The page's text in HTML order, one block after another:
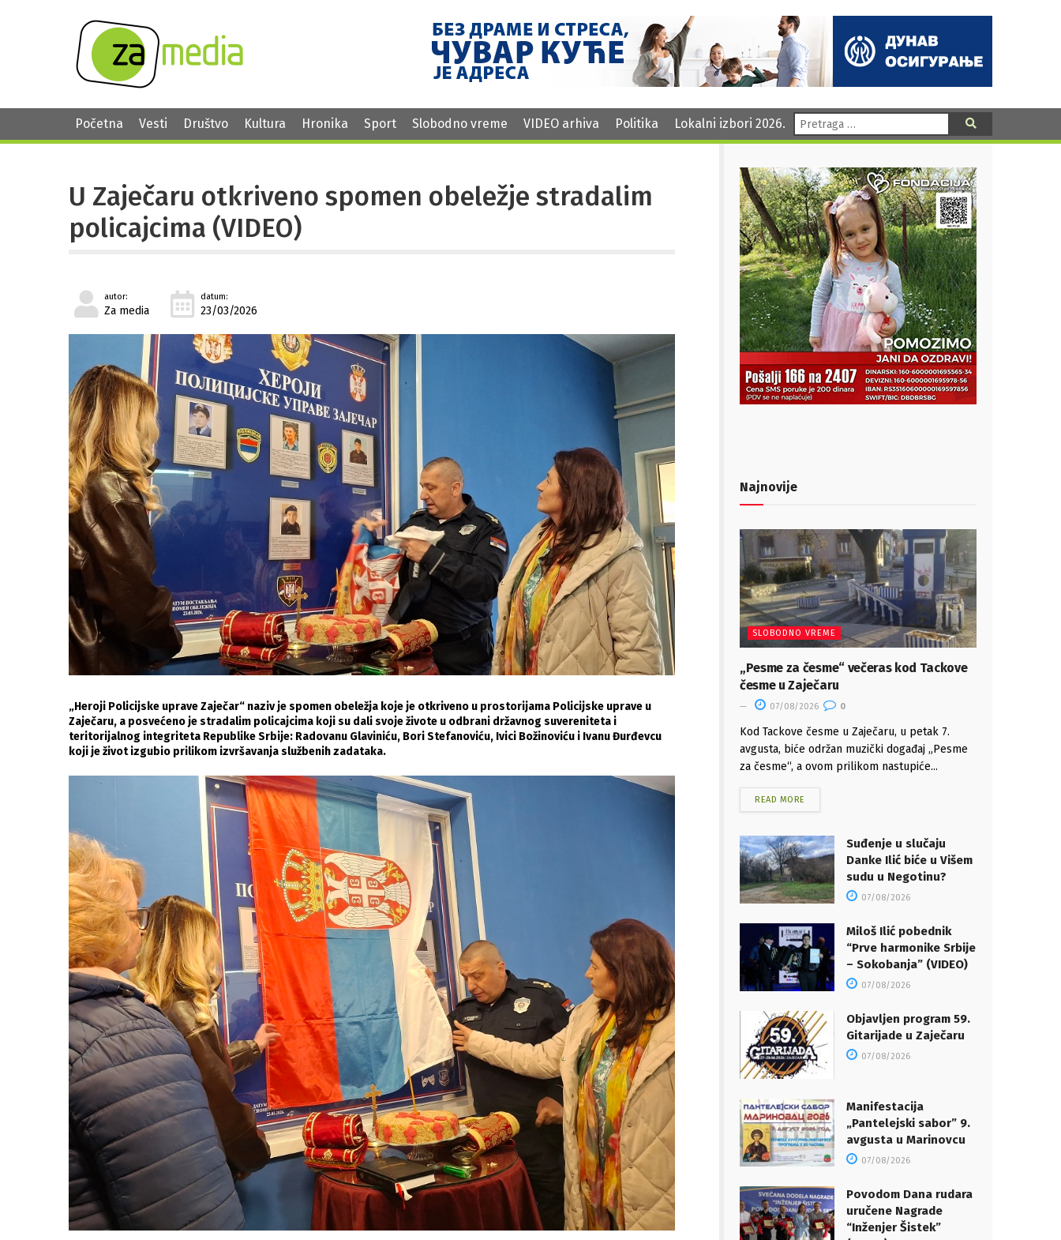
Početna Vesti Društvo Kultura Hronika Sport Slobodno vreme VIDEO arhiva Politika Lokalni izbori 2026. Pretraga:
U Zaječaru otkriveno spomen obeležje stradalim
policajcima (VIDEO)
autor:
Za media
datum:
23/03/2026
„Heroji Policijske uprave Zaječar“ naziv je spomen obeležja koje je otkriveno u prostorijama Policijske uprave u
Zaječaru, a posvećeno je stradalim policajcima koji su dali svoje živote u odbrani državnog suvereniteta i
teritorijalnog integriteta Republike Srbije: Radovanu Glaviniću, Bori Stefanoviću, Ivici Božinoviću i Ivanu Đurđevcu
koji je život izgubio prilikom izvršavanja službenih zadataka.
Najnovije
SLOBODNO VREME
„Pesme za česme“ večeras kod Tackove
česme u Zaječaru
07/08/2026 0
Kod Tackove česme u Zaječaru, u petak 7.
avgusta, biće održan muzički događaj „Pesme
za česme“, a ovom prilikom nastupiće...
READ MORE
Suđenje u slučaju
Danke Ilić biće u Višem
sudu u Negotinu?
07/08/2026
Miloš Ilić pobednik
“Prve harmonike Srbije
– Sokobanja” (VIDEO)
07/08/2026
Objavljen program 59.
Gitarijade u Zaječaru
07/08/2026
Manifestacija
„Pantelejski sabor” 9.
avgusta u Marinovcu
07/08/2026
Povodom Dana rudara
uručene Nagrade
“Inženjer Šistek”